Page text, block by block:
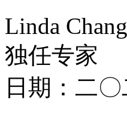
Linda Chang
独任专家
日期：二